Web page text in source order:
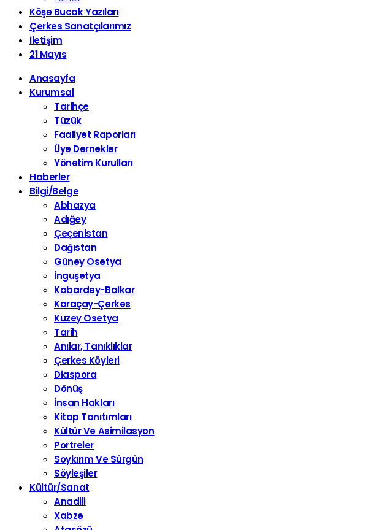
Köşe Bucak Yazıları
Çerkes Sanatçılarımız
İletişim
21 Mayıs
Anasayfa
Kurumsal
Tarihçe
Tüzük
Faaliyet Raporları
Üye Dernekler
Yönetim Kurulları
Haberler
Bilgi/Belge
Abhazya
Adığey
Çeçenistan
Dağıstan
Güney Osetya
İnguşetya
Kabardey-Balkar
Karaçay-Çerkes
Kuzey Osetya
Tarih
Anılar, Tanıklıklar
Çerkes Köyleri
Diaspora
Dönüş
İnsan Hakları
Kitap Tanıtımları
Kültür Ve Asimilasyon
Portreler
Soykırım Ve Sürgün
Söyleşiler
Kültür/Sanat
Anadili
Xabze